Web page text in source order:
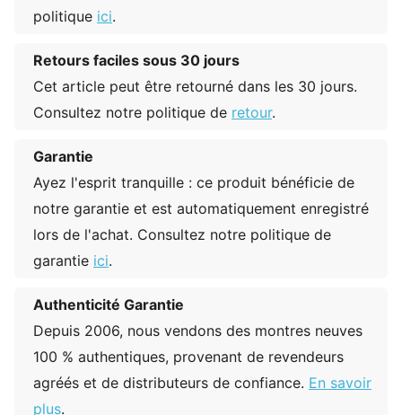
politique ici.
Retours faciles sous 30 jours
Cet article peut être retourné dans les 30 jours.
Consultez notre politique de retour.
Garantie
Ayez l'esprit tranquille : ce produit bénéficie de
notre garantie et est automatiquement enregistré
lors de l'achat. Consultez notre politique de
garantie ici.
Authenticité Garantie
Depuis 2006, nous vendons des montres neuves
100 % authentiques, provenant de revendeurs
agréés et de distributeurs de confiance. En savoir
plus.